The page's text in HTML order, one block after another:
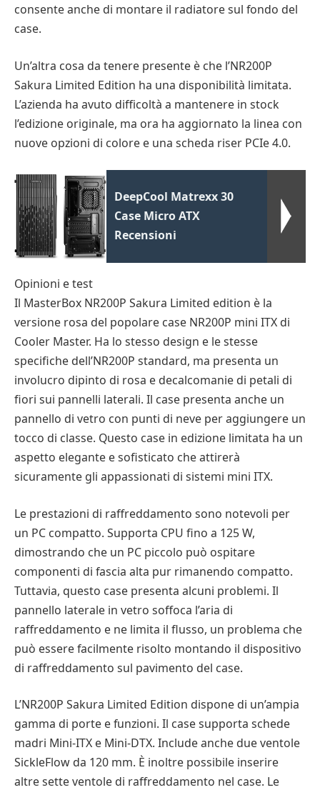
consente anche di montare il radiatore sul fondo del
case.
Un’altra cosa da tenere presente è che l’NR200P
Sakura Limited Edition ha una disponibilità limitata.
L’azienda ha avuto difficoltà a mantenere in stock
l’edizione originale, ma ora ha aggiornato la linea con
nuove opzioni di colore e una scheda riser PCIe 4.0.
DeepCool Matrexx 30
Case Micro ATX
Recensioni
Opinioni e test
Il MasterBox NR200P Sakura Limited edition è la
versione rosa del popolare case NR200P mini ITX di
Cooler Master. Ha lo stesso design e le stesse
specifiche dell’NR200P standard, ma presenta un
involucro dipinto di rosa e decalcomanie di petali di
fiori sui pannelli laterali. Il case presenta anche un
pannello di vetro con punti di neve per aggiungere un
tocco di classe. Questo case in edizione limitata ha un
aspetto elegante e sofisticato che attirerà
sicuramente gli appassionati di sistemi mini ITX.
Le prestazioni di raffreddamento sono notevoli per
un PC compatto. Supporta CPU fino a 125 W,
dimostrando che un PC piccolo può ospitare
componenti di fascia alta pur rimanendo compatto.
Tuttavia, questo case presenta alcuni problemi. Il
pannello laterale in vetro soffoca l’aria di
raffreddamento e ne limita il flusso, un problema che
può essere facilmente risolto montando il dispositivo
di raffreddamento sul pavimento del case.
L’NR200P Sakura Limited Edition dispone di un’ampia
gamma di porte e funzioni. Il case supporta schede
madri Mini-ITX e Mini-DTX. Include anche due ventole
SickleFlow da 120 mm. È inoltre possibile inserire
altre sette ventole di raffreddamento nel case. Le